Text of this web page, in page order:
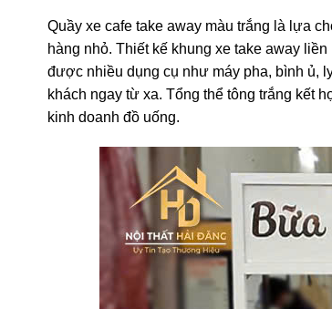
Quầy xe cafe take away màu trắng là lựa
hàng nhỏ. Thiết kế khung xe take away
được nhiều dụng cụ như máy pha, bình ủ,
khách ngay từ xa. Tổng thể tông trắng kết
kinh doanh đồ uống.